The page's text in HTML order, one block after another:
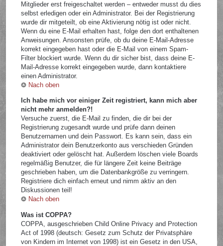
Mitglieder erst freigeschaltet werden – entweder musst du dies
selbst erledigen oder ein Administrator. Bei der Registrierung
wurde dir mitgeteilt, ob eine Aktivierung nötig ist oder nicht.
Wenn du eine E-Mail erhalten hast, folge den dort enthaltenen
Anweisungen. Ansonsten prüfe, ob du deine E-Mail-Adresse
korrekt eingegeben hast oder die E-Mail von einem Spam-
Filter blockiert wurde. Wenn du dir sicher bist, dass deine E-
Mail-Adresse korrekt eingegeben wurde, dann kontaktiere
einen Administrator.
Nach oben
Ich habe mich vor einiger Zeit registriert, kann mich aber
nicht mehr anmelden?!
Versuche zuerst, die E-Mail zu finden, die dir bei der
Registrierung zugesandt wurde und prüfe dann deinen
Benutzernamen und dein Passwort. Es kann sein, dass ein
Administrator dein Benutzerkonto aus verschieden Gründen
deaktiviert oder gelöscht hat. Außerdem löschen viele Boards
regelmäßig Benutzer, die für längere Zeit keine Beiträge
geschrieben haben, um die Datenbankgröße zu verringern.
Registriere dich einfach erneut und nimm aktiv an den
Diskussionen teil!
Nach oben
Was ist COPPA?
COPPA, ausgeschrieben Child Online Privacy and Protection
Act of 1998 (deutsch: Gesetz zum Schutz der Privatsphäre
von Kindern im Internet von 1998) ist ein Gesetz in den USA,